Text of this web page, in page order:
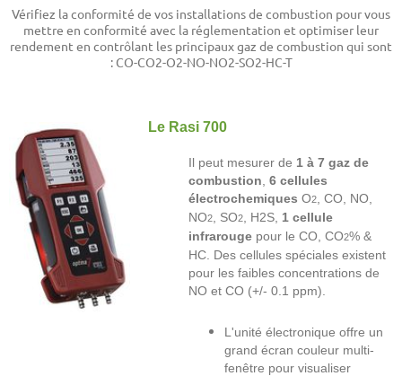
Vérifiez la conformité de vos installations de combustion pour vous
mettre en conformité avec la réglementation et optimiser leur
rendement en contrôlant les principaux gaz de combustion qui sont
: CO-CO2-O2-NO-NO2-SO2-HC-T
Le Rasi 700
Il peut mesurer de 1 à 7 gaz de
combustion 6 cellules
électrochemiques O2
, CO, NO,
NO2 , SO2 , H2S, 1 cellule
infrarouge pour le CO, CO2% &
HC. Des cellules spéciales existent
pour les faibles concentrations de
NO et CO (+/- 0.1 ppm).
L'unité électronique offre un
grand écran couleur multi-
fenêtre pour visualiser